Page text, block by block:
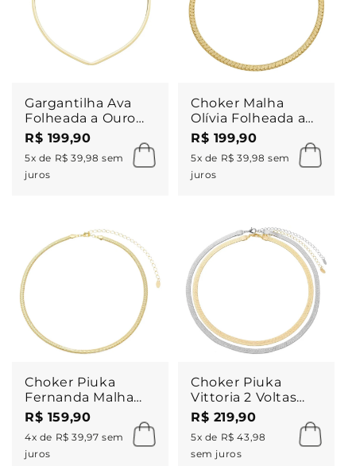
Gargantilha Ava
Folheada a Ouro
18k
R$ 199,90
5x de R$ 39,98 sem
juros
Choker Malha
Olívia Folheada a
Ouro 18k
R$ 199,90
5x de R$ 39,98 sem
juros
Choker Piuka
Fernanda Malha
Fina Metal
Folheada a Ouro
18k
R$ 159,90
4x de R$ 39,97 sem
juros
Choker Piuka
Vittoria 2 Voltas
Malha Metal
Folheada a Ouro
18k e Folheada em
Ródio Branco
R$ 219,90
5x de R$ 43,98
sem juros